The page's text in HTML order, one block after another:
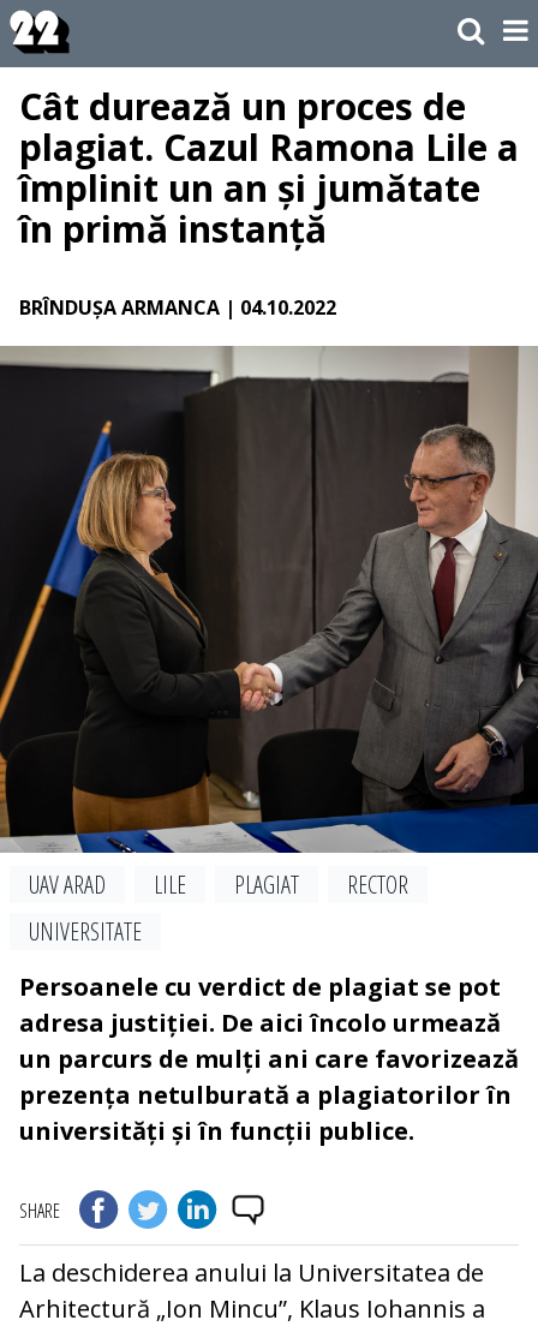
Cât durează un proces de
plagiat. Cazul Ramona Lile a
împlinit un an și jumătate
în primă instanță
BRÎNDUȘA ARMANCA | 04.10.2022
UAV ARAD LILE PLAGIAT
RECTOR
UNIVERSITATE
Persoanele cu verdict de plagiat se pot
adresa justiției. De aici încolo urmează
un parcurs de mulți ani care favorizează
prezența netulburată a plagiatorilor în
universități și în funcții publice.
SHARE
La deschiderea anului la Universitatea de
Arhitectură „Ion Mincu”, Klaus Iohannis a